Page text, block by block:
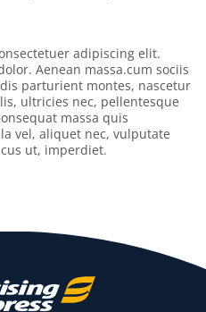
adipiscing elit.
Aenean massa.cum sociis
parturient montes, nascetur
ultricies nec, pellentesque
massa quis
vel, aliquet nec, vulputate
ut, imperdiet.